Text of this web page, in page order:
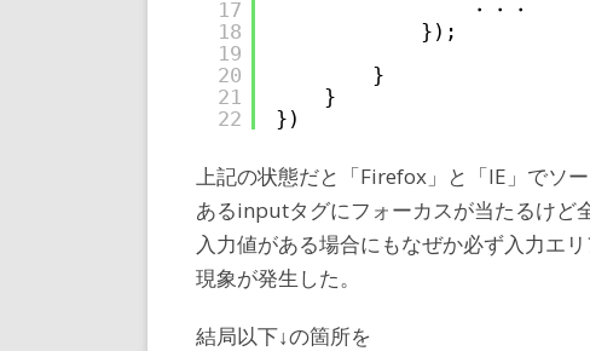
17
18
19
20
21
22
・・・
});
}
}
})
上記の状態だと「Firefox」と「IE」でソ
あるinputタグにフォーカスが当たるけど
入力値がある場合にもなぜか必ず入力エ
現象が発生した。
結局以下↓の箇所を